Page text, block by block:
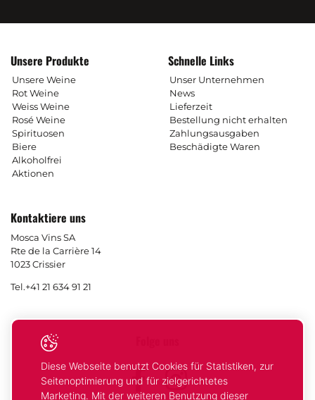
Unsere Produkte
Unsere Weine
Rot Weine
Weiss Weine
Rosé Weine
Spirituosen
Biere
Alkoholfrei
Aktionen
Schnelle Links
Unser Unternehmen
News
Lieferzeit
Bestellung nicht erhalten
Zahlungsausgaben
Beschädigte Waren
Kontaktiere uns
Mosca Vins SA
Rte de la Carrière 14
1023 Crissier
Tel.+41 21 634 91 21
Facebook
Instagram
Diese Webseite benutzt Cookies für Statistiken, zur
Seitenoptimierung und für zielgerichtetes
Marketing. Mit der weiteren Benutzung dieser